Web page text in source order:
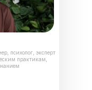
психолог, эксперт
практикам,